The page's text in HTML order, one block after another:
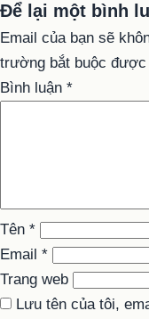
Để lại một bình
Email của bạn sẽ
trường bắt buộc được
Bình luận *
Tên *
Email *
Trang web
Lưu tên của tôi,